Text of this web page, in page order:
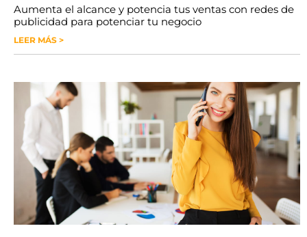
Aumenta el alcance y potencia tus ventas con redes de
publicidad para potenciar tu negocio
LEER MÁS >